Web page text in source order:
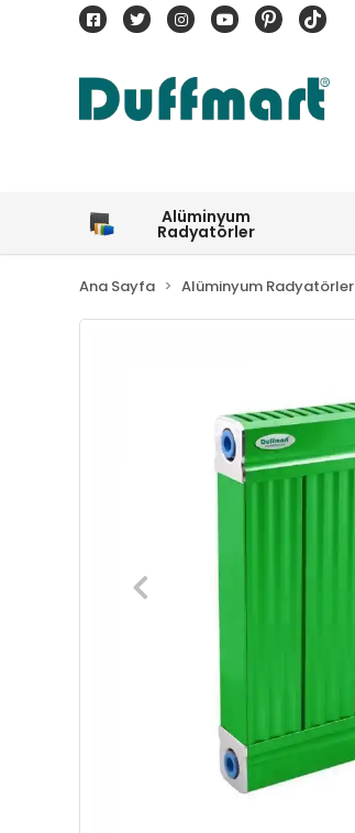
Alüminyum
Radyatörler
Ana Sayfa Alüminyum Radyatörler